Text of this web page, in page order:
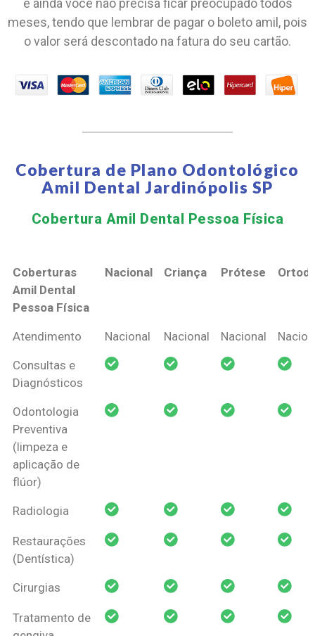
e ainda você não precisa ficar preocupado todos
meses, tendo que lembrar de pagar o boleto amil, pois
o valor será descontado na fatura do seu cartão.
Cobertura de Plano Odontológico
Amil Dental Jardinópolis SP
Cobertura Amil Dental Pessoa Física​
Coberturas
Amil Dental
Pessoa Física
Nacional Criança Prótese
Coberturas
Pessoa Física
Nacional Criança Prótese
Atendimento Nacional Nacional Nacional
Consultas e
Diagnósticos
Odontologia
Preventiva
(limpeza e
aplicação de
flúor)
Radiologia
Restaurações
(Dentística)
Cirurgias
Tratamento de